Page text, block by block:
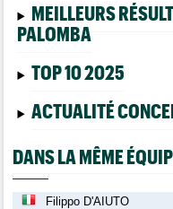
MEILLEURS
PALOMBA
TOP 10 2025
ACTUALITÉ
DANS LA MÊME
Filippo D'AIUTO